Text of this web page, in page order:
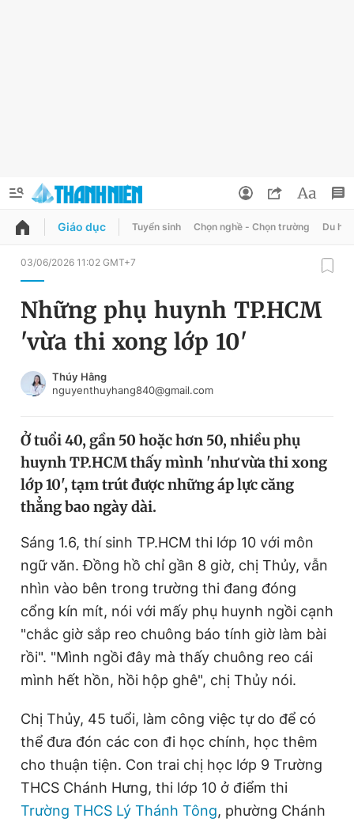
QUẢNG CÁO ĐẶT BÁO
Chuyên mục
Chuyên mục khác
Tin thị trường Tin 360
Video
Sản phẩm khác
Tiện ích Bạn cần biết
Thông tin tòa soạn Liên hệ quảng cáo
Đọc Thanh Niên trên điện thoại
Đổi mật khẩu
Tin đã lưu
Tin đã xem
Đăng xuất
Giáo dục Tuyển sinh Chọn nghề - Chọn trường Du học
03/06/2026 11:02 GMT+7
Những phụ huynh TP.HCM
'vừa thi xong lớp 10'
Thúy Hằng
nguyenthuyhang840@gmail.com
Ở tuổi 40, gần 50 hoặc hơn 50, nhiều phụ
huynh TP.HCM thấy mình 'như vừa thi xong
lớp 10', tạm trút được những áp lực căng
thẳng bao ngày dài.
Sáng 1.6, thí sinh TP.HCM thi lớp 10 với môn
ngữ văn. Đồng hồ chỉ gần 8 giờ, chị Thủy, vẫn
nhìn vào bên trong trường thi đang đóng
cổng kín mít, nói với mấy phụ huynh ngồi cạnh
"chắc giờ sắp reo chuông báo tính giờ làm bài
rồi". "Mình ngồi đây mà thấy chuông reo cái
mình hết hồn, hồi hộp ghê", chị Thủy nói.
Chị Thủy, 45 tuổi, làm công việc tự do để có
thể đưa đón các con đi học chính, học thêm
cho thuận tiện. Con trai chị học lớp 9 Trường
THCS Chánh Hưng, thi lớp 10 ở điểm thi
Trường THCS Lý Thánh Tông, phường Chánh